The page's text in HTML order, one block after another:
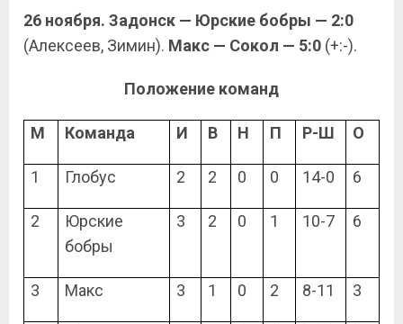
26 ноября. Задонск — Юрские бобры — 2:0
(Алексеев, Зимин). Макс — Сокол — 5:0 (+:-).
Положение команд
М Команда И В Н П Р-Ш О
1 Глобус 2 2 0 0 14-0 6
2
Юрские
бобры
3 2 0 1 10-7 6
3 Макс 3 1 0 2 8-11 3